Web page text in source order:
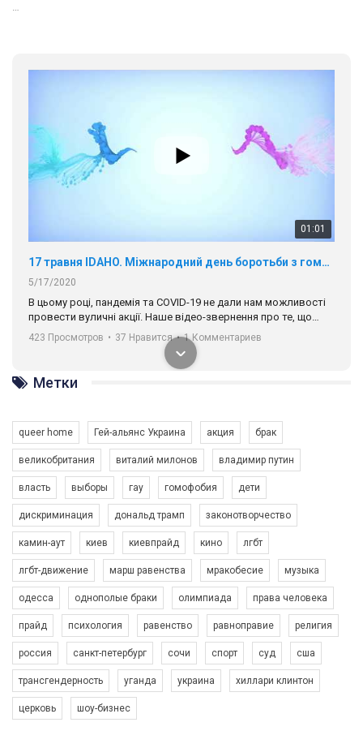
…
01:01
17 травня IDAHO. Міжнародний день боротьби з гомофобією трансфобією і біфобія.
5/17/2020
В цьому році, пандемія та COVІD-19 не дали нам можливості
провести вуличні акції. Наше відео-звернення про те, що
навіть коли ми у різних містах та не можемо зустрінеться, ми
разом. Ми закликаємо всіх хто поділяє цінності рівності та
солідарності, приєднатися до нас. Регіональні підрозділи
ГАУ є в 16 областях України.
Разом наш голос лунає гучніше!
423 Просмотров • 37 Нравится • 1 Комментариев
Зупинимо насильство проти ЛГБТ в Україні! Stop violence against LGBT in Ukraine!
6/30/2017
Емоційний та вражаючий промо-ролік на конкурс PACT, який
представляє програму "Гей-альянс Україна" з протидії
насильству проти ЛГБТ в Україні.
Ми просимо вашої підтримки, щоб реалізувати нашу
програму з боротьби з насильством проти ЛГБТ в Україні.
Якщо ти хочеш підтримати нас - просто натисни "лайк" під
1.9K Просмотров • 226 Нравится • 5 Комментариев
Метки
queer home Гей-альянс Украина акция брак
великобритания виталий милонов владимир путин
власть выборы гау гомофобия дети
дискриминация дональд трамп законотворчество
камин-аут киев киевпрайд кино лгбт
лгбт-движение марш равенства мракобесие музыка
одесса однополые браки олимпиада права человека
прайд психология равенство равноправие религия
россия санкт-петербург сочи спорт суд сша
трансгендерность уганда украина хиллари клинтон
церковь шоу-бизнес